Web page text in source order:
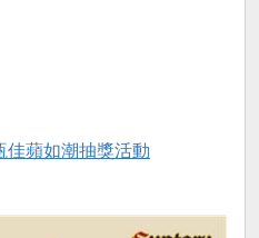
佳蘋如潮抽獎活動